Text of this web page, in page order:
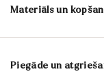
Materiāls un
Ražošanas
Virsmas materiāls:
Piegāde un